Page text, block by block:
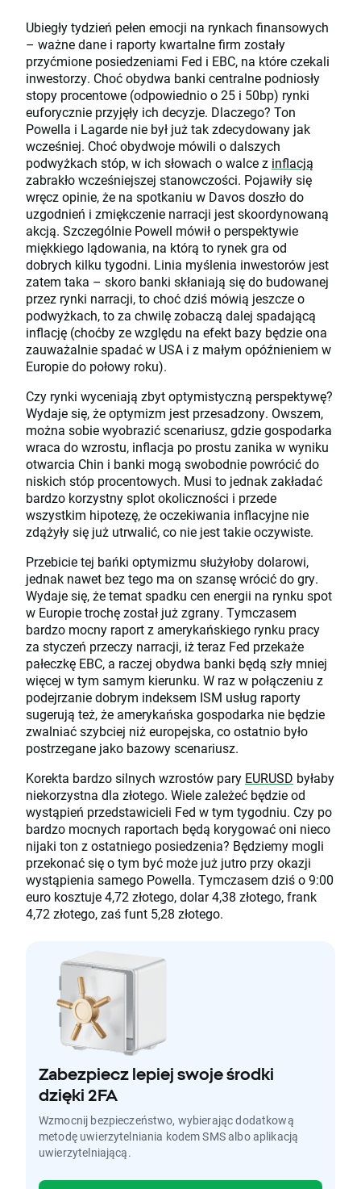
Ubiegły tydzień pełen emocji na rynkach finansowych
– ważne dane i raporty kwartalne firm zostały
przyćmione posiedzeniami Fed i EBC, na które czekali
inwestorzy. Choć obydwa banki centralne podniosły
stopy procentowe (odpowiednio o 25 i 50bp) rynki
euforycznie przyjęły ich decyzje. Dlaczego? Ton
Powella i Lagarde nie był już tak zdecydowany jak
wcześniej. Choć obydwoje mówili o dalszych
podwyżkach stóp, w ich słowach o walce z inflacją
zabrakło wcześniejszej stanowczości. Pojawiły się
wręcz opinie, że na spotkaniu w Davos doszło do
uzgodnień i zmiękczenie narracji jest skoordynowaną
akcją. Szczególnie Powell mówił o perspektywie
miękkiego lądowania, na którą to rynek gra od
dobrych kilku tygodni. Linia myślenia inwestorów jest
zatem taka – skoro banki skłaniają się do budowanej
przez rynki narracji, to choć dziś mówią jeszcze o
podwyżkach, to za chwilę zobaczą dalej spadającą
inflację (choćby ze względu na efekt bazy będzie ona
zauważalnie spadać w USA i z małym opóźnieniem w
Europie do połowy roku).
Czy rynki wyceniają zbyt optymistyczną perspektywę?
Wydaje się, że optymizm jest przesadzony. Owszem,
można sobie wyobrazić scenariusz, gdzie gospodarka
wraca do wzrostu, inflacja po prostu zanika w wyniku
otwarcia Chin i banki mogą swobodnie powrócić do
niskich stóp procentowych. Musi to jednak zakładać
bardzo korzystny splot okoliczności i przede
wszystkim hipotezę, że oczekiwania inflacyjne nie
zdążyły się już utrwalić, co nie jest takie oczywiste.
Przebicie tej bańki optymizmu służyłoby dolarowi,
jednak nawet bez tego ma on szansę wrócić do gry.
Wydaje się, że temat spadku cen energii na rynku spot
w Europie trochę został już zgrany. Tymczasem
bardzo mocny raport z amerykańskiego rynku pracy
za styczeń przeczy narracji, iż teraz Fed przekaże
pałeczkę EBC, a raczej obydwa banki będą szły mniej
więcej w tym samym kierunku. W raz w połączeniu z
podejrzanie dobrym indeksem ISM usług raporty
sugerują też, że amerykańska gospodarka nie będzie
zwalniać szybciej niż europejska, co ostatnio było
postrzegane jako bazowy scenariusz.
Korekta bardzo silnych wzrostów pary EURUSD byłaby
niekorzystna dla złotego. Wiele zależeć będzie od
wystąpień przedstawicieli Fed w tym tygodniu. Czy po
bardzo mocnych raportach będą korygować oni nieco
nijaki ton z ostatniego posiedzenia? Będziemy mogli
przekonać się o tym być może już jutro przy okazji
wystąpienia samego Powella. Tymczasem dziś o 9:00
euro kosztuje 4,72 złotego, dolar 4,38 złotego, frank
4,72 złotego, zaś funt 5,28 złotego.
Zabezpiecz lepiej swoje środki
dzięki 2FA
Wzmocnij bezpieczeństwo, wybierając dodatkową
metodę uwierzytelniania kodem SMS albo aplikacją
uwierzytelniającą.